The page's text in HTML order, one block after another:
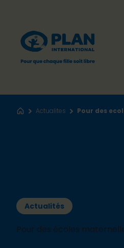
AccueilActualites Pour des
Actualités
Pour des écoles